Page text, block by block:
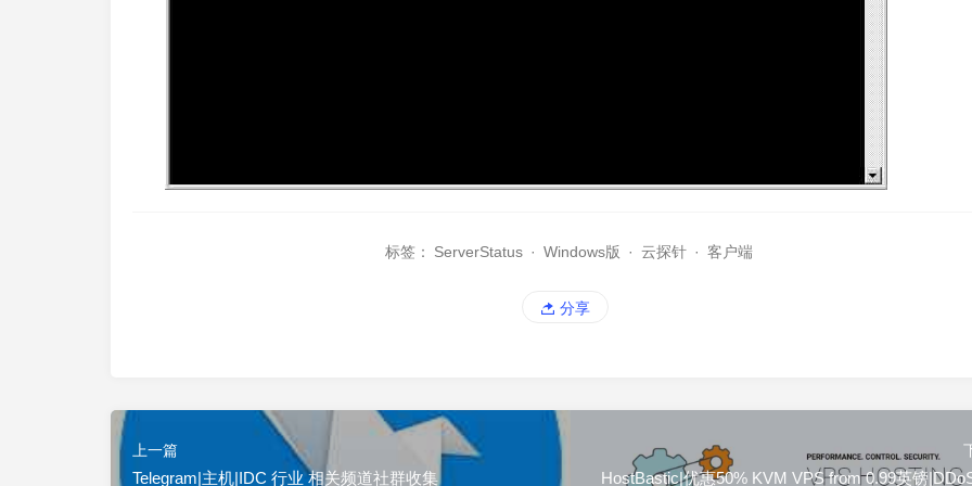
标签： ServerStatus · Windows版 · 云探针 · 客户端
分享
上一篇
Telegram|主机|IDC 行业 相关频道社群收集 HostBastic|优惠50% KVM VPS from 0.99英镑